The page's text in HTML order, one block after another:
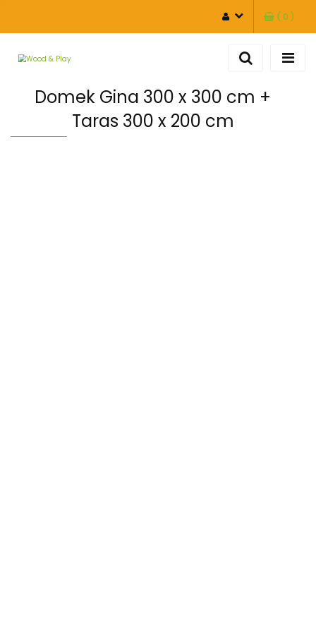
ZALOGUJ SIĘ
DODAJ ZGŁOSZENIE
( 0 )
Domek Gina 300 x 300 cm +
Taras 300 x 200 cm